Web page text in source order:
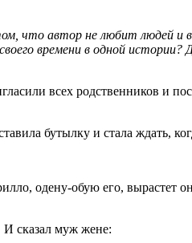
автор не любит людей и
времени в одной
всех родственников и
бутылку и стала ждать,
одену-обую его,
И сказал муж жене: